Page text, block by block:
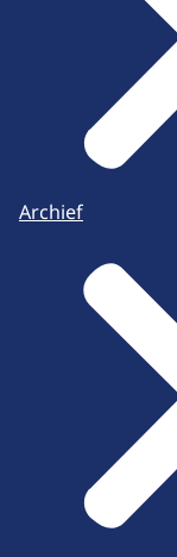
Archief